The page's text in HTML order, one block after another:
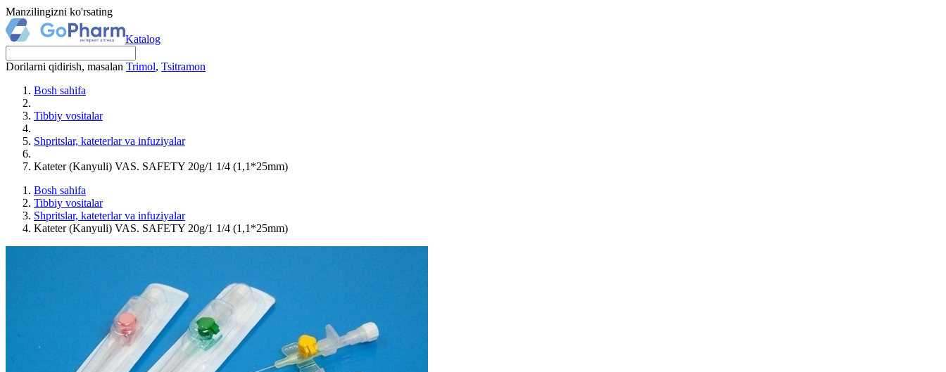
Manzilingizni ko'rsating
Katalog
Dorilarni qidirish, masalan Trimol, Tsitramon
Bosh sahifa
Tibbiy vositalar
Shpritslar, kateterlar va infuziyalar
Kateter (Kanyuli) VAS. SAFETY 20g/1 1/4 (1,1*25mm)
Bosh sahifa
Tibbiy vositalar
Shpritslar, kateterlar va infuziyalar
Kateter (Kanyuli) VAS. SAFETY 20g/1 1/4 (1,1*25mm)